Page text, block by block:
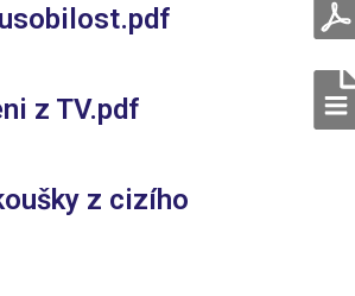
z TV.pdf
z cizího